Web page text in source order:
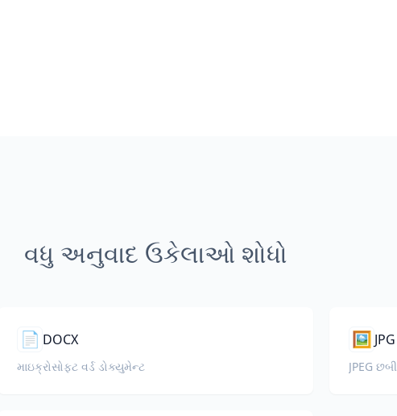
વધુ અનુવાદ ઉકેલાઓ શોધો
📄 DOCX
માઇક્રોસોફ્ટ વર્ડ ડોક્યુમેન્ટ
🖼️ JPG
JPEG છબી